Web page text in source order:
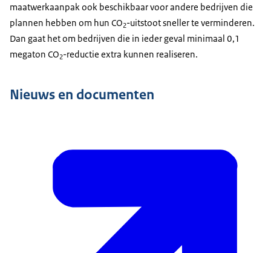
maatwerkaanpak ook beschikbaar voor andere bedrijven die
plannen hebben om hun CO2-uitstoot sneller te verminderen.
Dan gaat het om bedrijven die in ieder geval minimaal 0,1
megaton CO2-reductie extra kunnen realiseren.
Nieuws en documenten